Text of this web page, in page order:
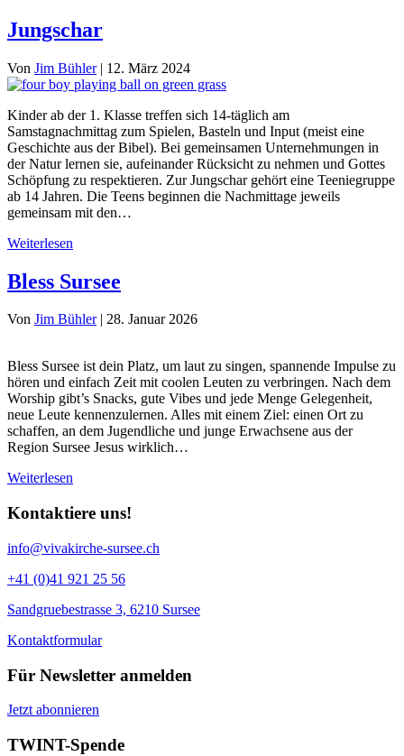
Jungschar
Von Jim Bühler| 12. März 2024
Kinder ab der 1. Klasse treffen sich 14-täglich am
Samstagnachmittag zum Spielen, Basteln und Input (meist eine
Geschichte aus der Bibel). Bei gemeinsamen Unternehmungen in
der Natur lernen sie, aufeinander Rücksicht zu nehmen und Gottes
Schöpfung zu respektieren. Zur Jungschar gehört eine Teeniegruppe
ab 14 Jahren. Die Teens beginnen die Nachmittage jeweils
gemeinsam mit den…
Weiterlesen
Bless Sursee
Von Jim Bühler| 28. Januar 2026
Bless Sursee ist dein Platz, um laut zu singen, spannende Impulse zu
hören und einfach Zeit mit coolen Leuten zu verbringen. Nach dem
Worship gibt’s Snacks, gute Vibes und jede Menge Gelegenheit,
neue Leute kennenzulernen. Alles mit einem Ziel: einen Ort zu
schaffen, an dem Jugendliche und junge Erwachsene aus der
Region Sursee Jesus wirklich…
Weiterlesen
Kontaktiere uns!
info@vivakirche-sursee.ch
+41 (0)41 921 25 56
Sandgruebestrasse 3, 6210 Sursee
Kontaktformular
Für Newsletter anmelden
Jetzt abonnieren
TWINT-Spende